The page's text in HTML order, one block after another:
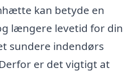
kan betyde en
længere levetid for din
sundere indendørs
er det vigtigt at